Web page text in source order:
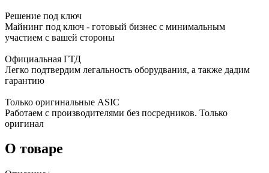
Решение под ключ
Майнинг под ключ - готовый бизнес с минимальным
участием с вашей стороны
Официальная ГТД
Легко подтвердим легальность оборудвания, а также дадим
гарантию
Только оригинальные ASIC
Работаем с производителями без посредников. Только
оригинал
О товаре